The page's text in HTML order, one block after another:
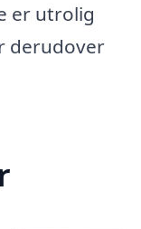
er utrolig
derudover